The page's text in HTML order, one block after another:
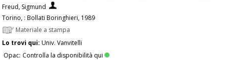
Freud, Sigmund
Torino, : Bollati Boringhieri, 1989
Materiale a stampa
Lo trovi qui: Univ. Vanvitelli
Opac: Controlla la disponibilità qui